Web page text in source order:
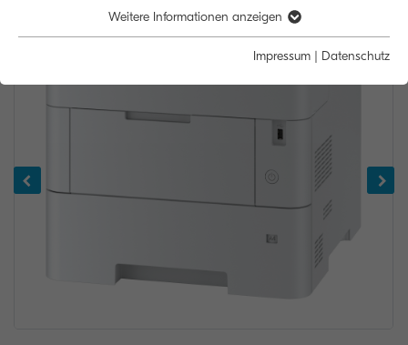
Weitere Informationen anzeigen
Impressum | Datenschutz